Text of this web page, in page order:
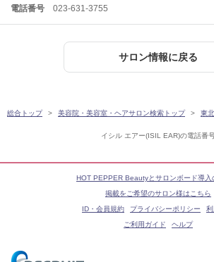
イシル エアー(ISIL EAR)の電話番
電話番号 023-631-3755
サロン情報に戻る
総合トップ 美容院・美容室・ヘアサロン検索トップ 東
HOT PEPPER Beautyとサロンボード導入
掲載をご希望のサロン様はこちら
ID・会員規約
プライバシーポリシー
ご利用ガイド
ヘルプ